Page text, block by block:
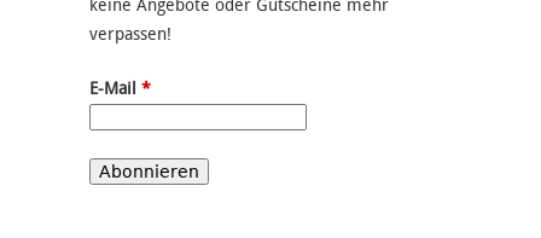
keine Angebote oder Gutscheine mehr
verpassen!
E-Mail *